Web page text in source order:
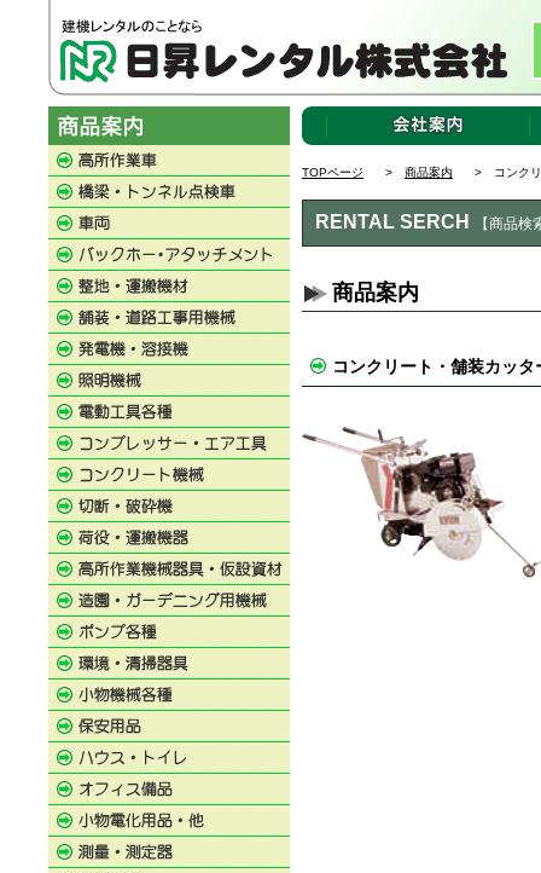
TOPページ > 商品案内 > コンクリ
RENTAL SERCH 【商品検
商品案内
コンクリート・舗装カッタ